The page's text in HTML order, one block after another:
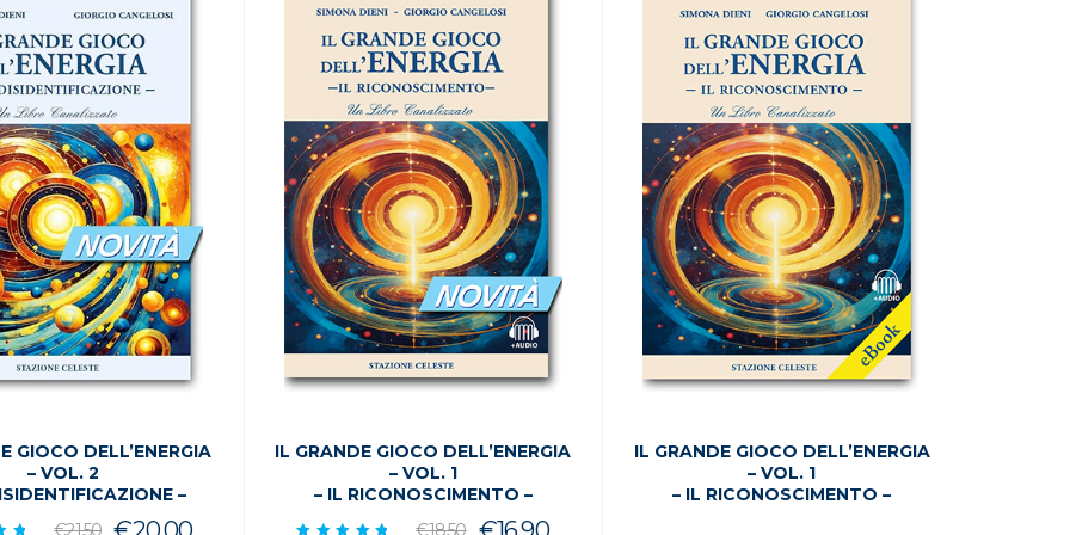
GIOCO DELL’ENERGIA
– VOL. 2
–
€21.50
Il
Il
IL GRANDE GIOCO DELL’ENERGIA
– VOL. 1
– IL RICONOSCIMENTO –
€18.50
Il
Il
IL GRANDE GIOCO DELL’ENERGIA
– VOL. 1
– IL RICONOSCIMENTO –